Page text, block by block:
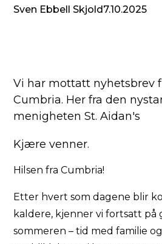
Sven Ebbell Skjold7.10.2025
Vi har mottatt nyhetsbrev
Cumbria. Her fra den
menigheten St. Aidan's
Kjære venner.
Hilsen fra Cumbria!
Etter hvert som dagene blir
kaldere, kjenner vi fortsatt på
sommeren – tid med familie